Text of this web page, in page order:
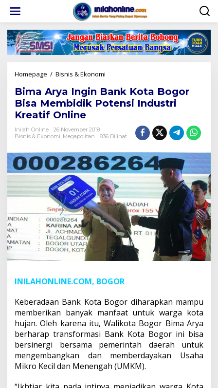
konten
Homepage / Bisnis & Ekonomi
Ingin
Bank
Kota
Membidik
Industri
Kreatif
Online
Bima Arya Ingin Bank Kota Bogor
Bisa Membidik Potensi Industri
Kreatif Online
Inilah Online
26 November 2018
Bisnis & Ekonomi Megapolitan 836 Dilihat
INILAHONLINE.COM, BOGOR
Keberadaan Bank Kota Bogor diharapkan mampu
memberikan banyak manfaat untuk warga kota
hujan. Oleh karena itu, Walikota Bogor Bima Arya
berharap transformasi Bank Kota Bogor ini bisa
bersinergi bersama pemerintah daerah untuk
mengembangkan dan memberdayakan Usaha
Mikro Kecil dan Menengah (UMKM).